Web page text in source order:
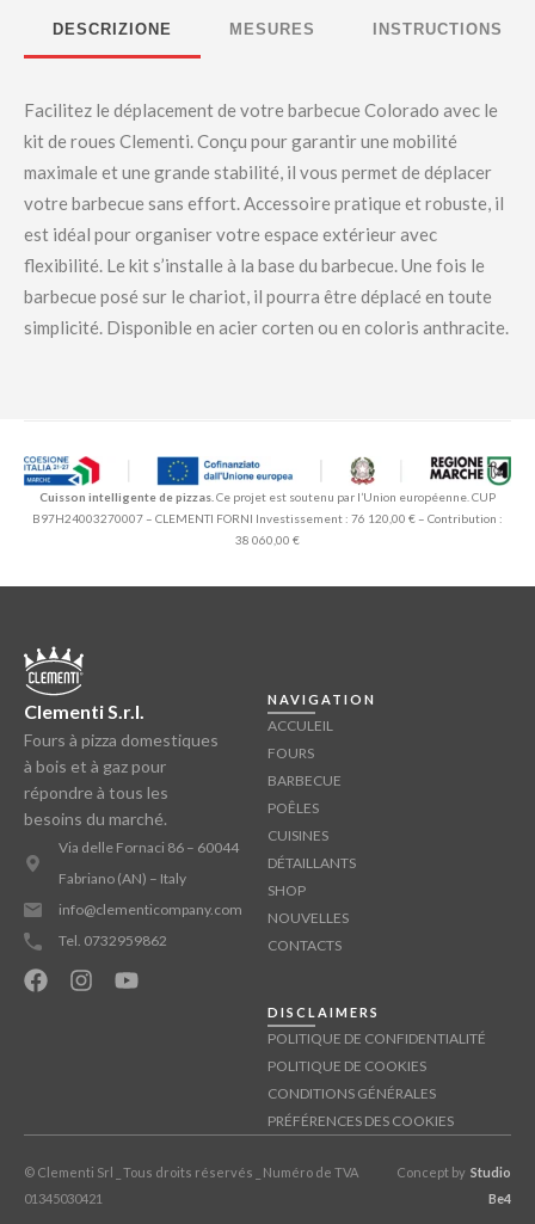
DESCRIZIONE MESURES INSTRUCTIONS
Facilitez le déplacement de votre barbecue Colorado avec le
kit de roues Clementi. Conçu pour garantir une mobilité
maximale et une grande stabilité, il vous permet de déplacer
votre barbecue sans effort. Accessoire pratique et robuste, il
est idéal pour organiser votre espace extérieur avec
flexibilité. Le kit s’installe à la base du barbecue. Une fois le
barbecue posé sur le chariot, il pourra être déplacé en toute
simplicité. Disponible en acier corten ou en coloris anthracite.
Cuisson intelligente de pizzas. Ce projet est soutenu par l’Union européenne. CUP
B97H24003270007 – CLEMENTI FORNI Investissement : 76 120,00 € – Contribution :
38 060,00 €
Clementi S.r.l.
Fours à pizza domestiques
à bois et à gaz pour
répondre à tous les
besoins du marché.
Via delle Fornaci 86 – 60044
Fabriano (AN) – Italy
info@clementicompany.com
Tel. 0732959862
NAVIGATION
ACCULEIL
FOURS
BARBECUE
POÊLES
CUISINES
DÉTAILLANTS
SHOP
NOUVELLES
CONTACTS
DISCLAIMERS
POLITIQUE DE CONFIDENTIALITÉ
POLITIQUE DE COOKIES
CONDITIONS GÉNÉRALES
PRÉFÉRENCES DES COOKIES
© Clementi Srl _ Tous droits réservés _ Numéro de TVA
01345030421
Concept by Studio
Be4